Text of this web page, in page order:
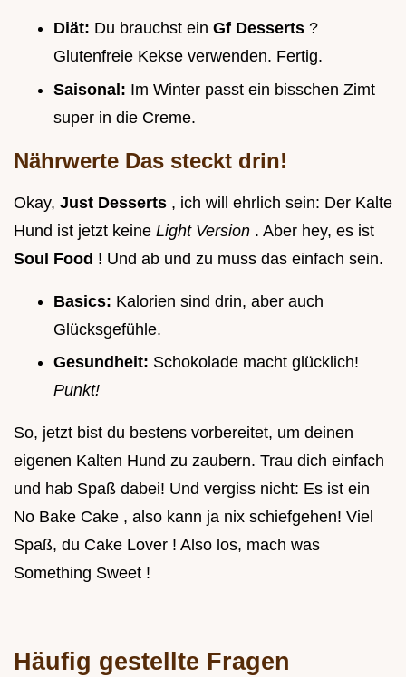
Diät: Du brauchst ein Gf Desserts ?
Glutenfreie Kekse verwenden. Fertig.
Saisonal: Im Winter passt ein bisschen Zimt
super in die Creme.
Nährwerte Das steckt drin!
Okay, Just Desserts , ich will ehrlich sein: Der Kalte
Hund ist jetzt keine Light Version . Aber hey, es ist
Soul Food ! Und ab und zu muss das einfach sein.
Basics: Kalorien sind drin, aber auch
Glücksgefühle.
Gesundheit: Schokolade macht glücklich!
Punkt!
So, jetzt bist du bestens vorbereitet, um deinen
eigenen Kalten Hund zu zaubern. Trau dich einfach
und hab Spaß dabei! Und vergiss nicht: Es ist ein
No Bake Cake , also kann ja nix schiefgehen! Viel
Spaß, du Cake Lover ! Also los, mach was
Something Sweet !
Häufig gestellte Fragen